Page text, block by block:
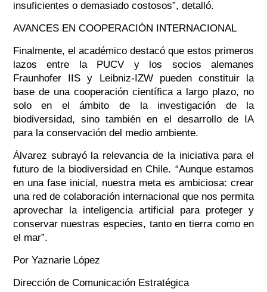
insuficientes o demasiado costosos”, detalló.
AVANCES EN COOPERACIÓN INTERNACIONAL
Finalmente, el académico destacó que estos primeros
lazos entre la PUCV y los socios alemanes
Fraunhofer IIS y Leibniz-IZW pueden constituir la
base de una cooperación científica a largo plazo, no
solo en el ámbito de la investigación de la
biodiversidad, sino también en el desarrollo de IA
para la conservación del medio ambiente.
Álvarez subrayó la relevancia de la iniciativa para el
futuro de la biodiversidad en Chile. “Aunque estamos
en una fase inicial, nuestra meta es ambiciosa: crear
una red de colaboración internacional que nos permita
aprovechar la inteligencia artificial para proteger y
conservar nuestras especies, tanto en tierra como en
el mar”.
Por Yaznarie López
Dirección de Comunicación Estratégica